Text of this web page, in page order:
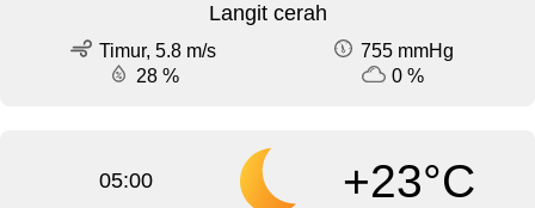
Langit cerah
Timur, 5.8 m/s
755 mmHg
28 %
0 %
05:00 +23°C